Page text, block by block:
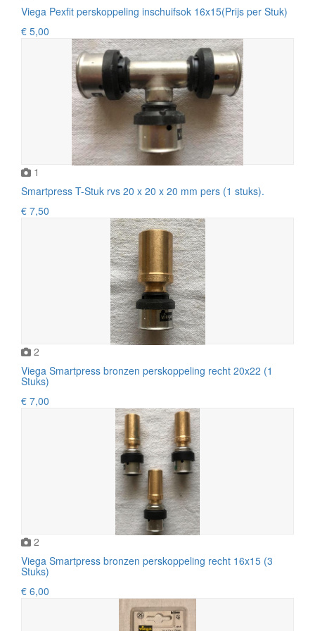
Viega Pexfit perskoppeling inschuifsok 16x15(Prijs per Stuk)
€ 5,00
1
Smartpress T-Stuk rvs 20 x 20 x 20 mm pers (1 stuks).
€ 7,50
2
Viega Smartpress bronzen perskoppeling recht 20x22 (1
Stuks)
€ 7,00
2
Viega Smartpress bronzen perskoppeling recht 16x15 (3
Stuks)
€ 6,00